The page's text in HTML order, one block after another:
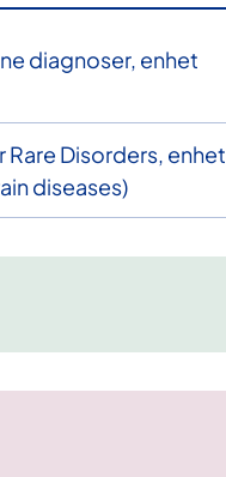
diagnoser, enhet
Disorders, enhet
diseases)